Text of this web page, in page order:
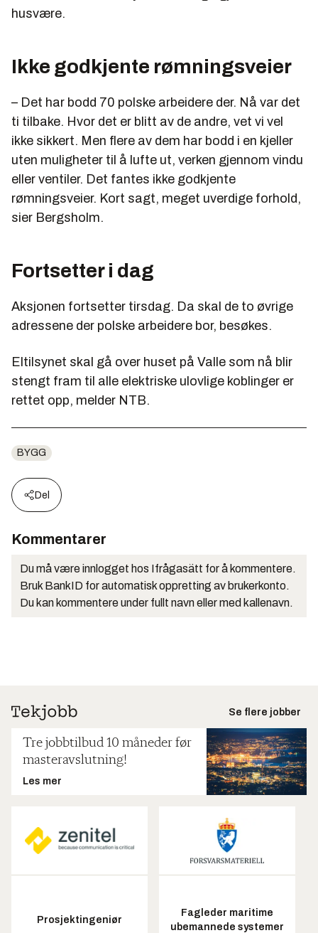
husvære.
Ikke godkjente rømningsveier
– Det har bodd 70 polske arbeidere der. Nå var det
ti tilbake. Hvor det er blitt av de andre, vet vi vel
ikke sikkert. Men flere av dem har bodd i en kjeller
uten muligheter til å lufte ut, verken gjennom vindu
eller ventiler. Det fantes ikke godkjente
rømningsveier. Kort sagt, meget uverdige forhold,
sier Bergsholm.
Fortsetter i dag
Aksjonen fortsetter tirsdag. Da skal de to øvrige
adressene der polske arbeidere bor, besøkes.
Eltilsynet skal gå over huset på Valle som nå blir
stengt fram til alle elektriske ulovlige koblinger er
rettet opp, melder NTB.
BYGG
Del
Kommentarer
Du må være innlogget hos Ifrågasätt for å kommentere.
Bruk BankID for automatisk oppretting av brukerkonto.
Du kan kommentere under fullt navn eller med kallenavn.
Se flere jobber
Tre jobbtilbud 10 måneder før
masteravslutning!
Les mer
Prosjektingeniør
Fagleder maritime
ubemannede systemer